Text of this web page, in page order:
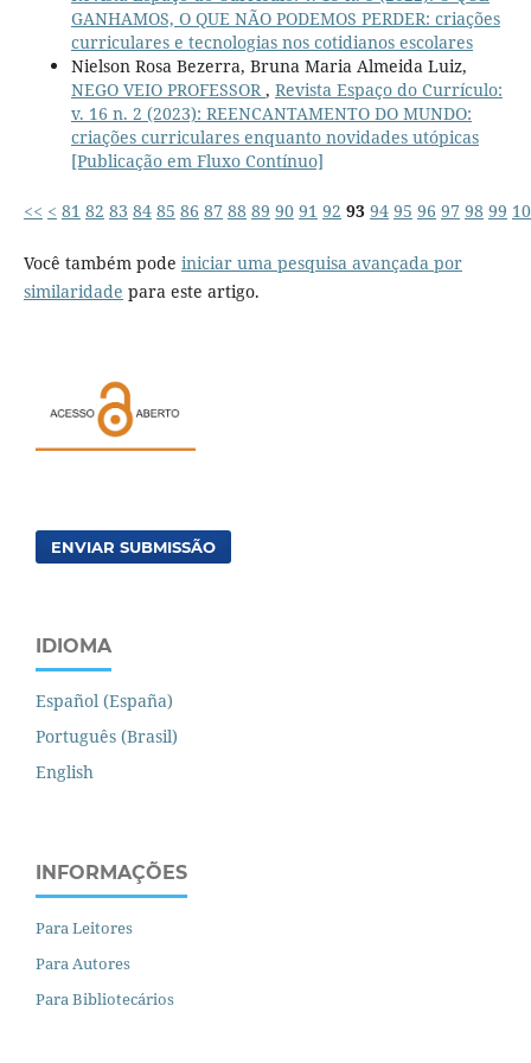
GANHAMOS, O QUE NÃO PODEMOS PERDER: criações
curriculares e tecnologias nos cotidianos escolares
Nielson Rosa Bezerra, Bruna Maria Almeida Luiz,
NEGO VEIO PROFESSOR, Revista Espaço do Currículo:
v. 16 n. 2 (2023): REENCANTAMENTO DO MUNDO:
criações curriculares enquanto novidades utópicas
[Publicação em Fluxo Contínuo]
<< < 81 82 83 84 85 86 87 88 89 90 91 92 93 94 95 96 97 98 99
Você também pode iniciar uma pesquisa avançada por
similaridade para este artigo.
ENVIAR SUBMISSÃO
IDIOMA
Español (España)
Português (Brasil)
English
INFORMAÇÕES
Para Leitores
Para Autores
Para Bibliotecários